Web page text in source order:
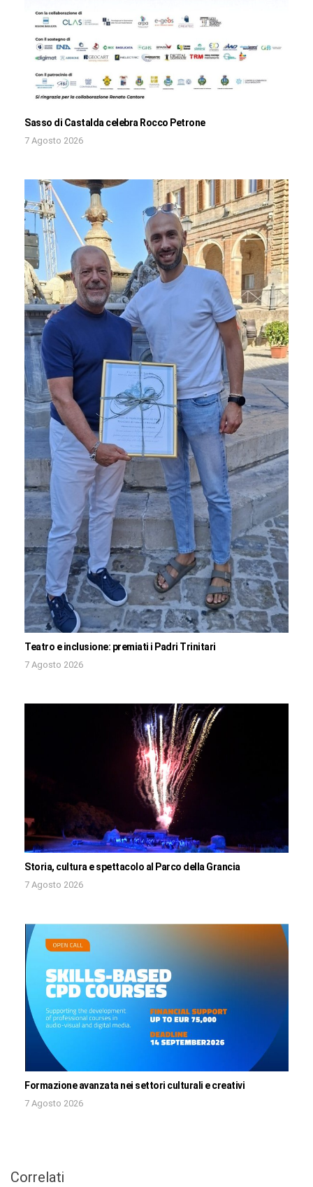
Sasso di Castalda celebra Rocco Petrone
7 Agosto 2026
Teatro e inclusione: premiati i Padri Trinitari
7 Agosto 2026
Storia, cultura e spettacolo al Parco della Grancia
7 Agosto 2026
Formazione avanzata nei settori culturali e creativi
7 Agosto 2026
Correlati